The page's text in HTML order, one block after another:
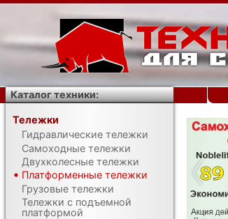
‹
Каталог техники:
Тележки
Гидравлические тележки
Самоходные тележки
Двухколесные тележки
Платформенные тележки
Грузовые тележки
Тележки с подъемной
платформой